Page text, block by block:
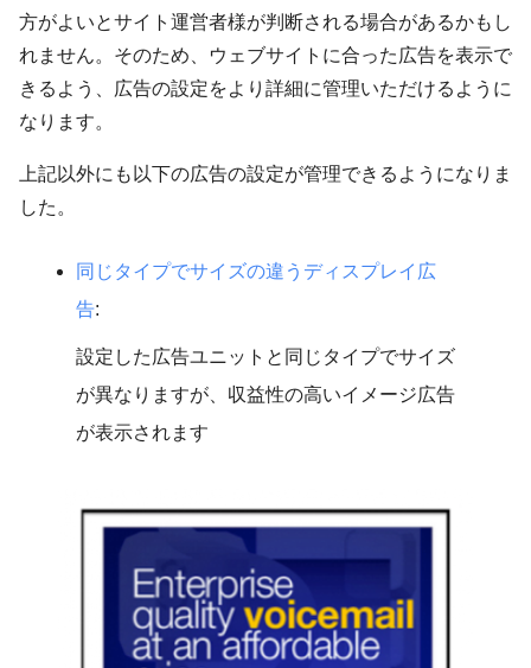
方がよいとサイト運営者様が判断される場合があるかもし
れません。そのため、ウェブサイトに合った広告を表示で
きるよう、広告の設定をより詳細に管理いただけるように
なります。
上記以外にも以下の広告の設定が管理できるようになりま
した。
同じタイプでサイズの違うディスプレイ広
告:
設定した広告ユニットと同じタイプでサイズ
が異なりますが、収益性の高いイメージ広告
が表示されます